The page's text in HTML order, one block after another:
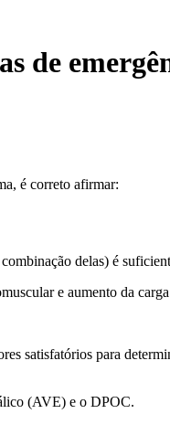
de
é correto afirmar:
delas) é
e aumento da
satisfatórios para
(AVE) e o DPOC.